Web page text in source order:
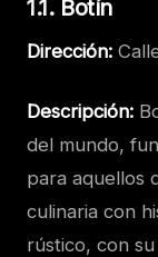
1.1. Botín
Dirección:
Descripción:
del mundo,
para aquellos
culinaria con
rústico, con